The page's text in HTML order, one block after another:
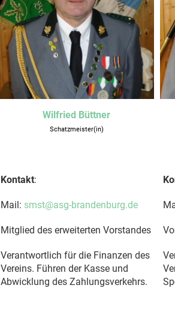
Wilfried Büttner
Schatzmeister(in)
Kontakt:
Mail: smst@asg-brandenburg.de
Mitglied des erweiterten Vorstandes
Verantwortlich für die Finanzen des
Vereins. Führen der Kasse und
Abwicklung des Zahlungsverkehrs.